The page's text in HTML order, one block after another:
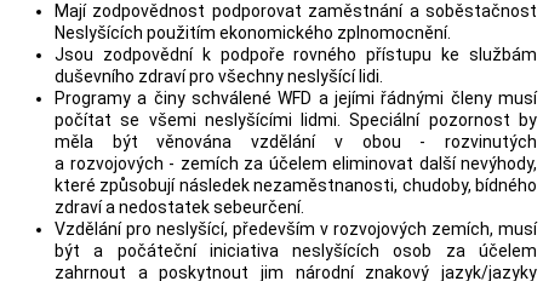
Mají zodpovědnost podporovat zaměstnání a soběstačnost
Neslyšících použitím ekonomického zplnomocnění.
Jsou zodpovědní k podpoře rovného přístupu ke službám
duševního zdraví pro všechny neslyšící lidi.
Programy a činy schválené WFD a jejími řádnými členy musí
počítat se všemi neslyšícími lidmi. Speciální pozornost by
měla být věnována vzdělání v obou - rozvinutých
a rozvojových - zemích za účelem eliminovat další nevýhody,
které způsobují následek nezaměstnanosti, chudoby, bídného
zdraví a nedostatek sebeurčení.
Vzdělání pro neslyšící, především v rozvojových zemích, musí
být a počáteční iniciativa neslyšících osob za účelem
zahrnout a poskytnout jim národní znakový jazyk/jazyky